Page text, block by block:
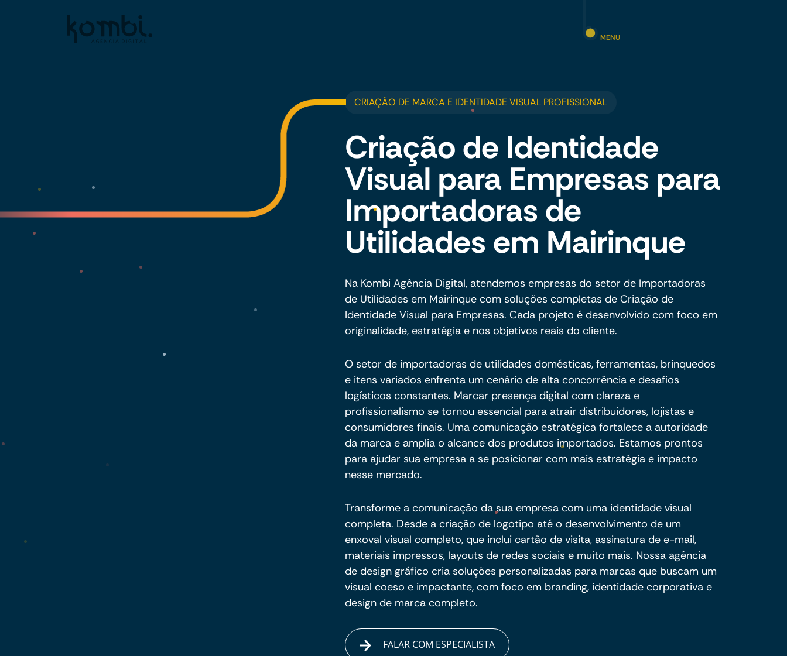
MENU
CRIAÇÃO DE MARCA E IDENTIDADE VISUAL PROFISSIONAL
Criação de Identidade
Visual para Empresas para
Importadoras de
Utilidades em Mairinque
Na Kombi Agência Digital, atendemos empresas do setor de Importadoras
de Utilidades em Mairinque com soluções completas de Criação de
Identidade Visual para Empresas. Cada projeto é desenvolvido com foco em
originalidade, estratégia e nos objetivos reais do cliente.
O setor de importadoras de utilidades domésticas, ferramentas, brinquedos
e itens variados enfrenta um cenário de alta concorrência e desafios
logísticos constantes. Marcar presença digital com clareza e
profissionalismo se tornou essencial para atrair distribuidores, lojistas e
consumidores finais. Uma comunicação estratégica fortalece a autoridade
da marca e amplia o alcance dos produtos importados. Estamos prontos
para ajudar sua empresa a se posicionar com mais estratégia e impacto
nesse mercado.
Transforme a comunicação da sua empresa com uma identidade visual
completa. Desde a criação de logotipo até o desenvolvimento de um
enxoval visual completo, que inclui cartão de visita, assinatura de e-mail,
materiais impressos, layouts de redes sociais e muito mais. Nossa agência
de design gráfico cria soluções personalizadas para marcas que buscam um
visual coeso e impactante, com foco em branding, identidade corporativa e
design de marca completo.
FALAR COM ESPECIALISTA